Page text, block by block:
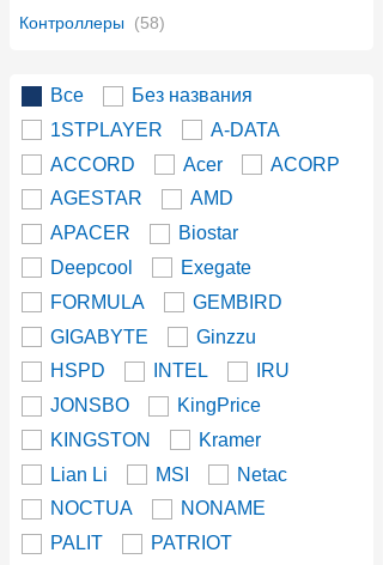
Контроллеры (58)
Все
Без названия
1STPLAYER
A-DATA
ACCORD
Acer
ACORP
AGESTAR
AMD
APACER
Biostar
Deepcool
Exegate
FORMULA
GEMBIRD
GIGABYTE
Ginzzu
HSPD
INTEL
IRU
JONSBO
KingPrice
KINGSTON
Kramer
Lian Li
MSI
Netac
NOCTUA
NONAME
PALIT
PATRIOT